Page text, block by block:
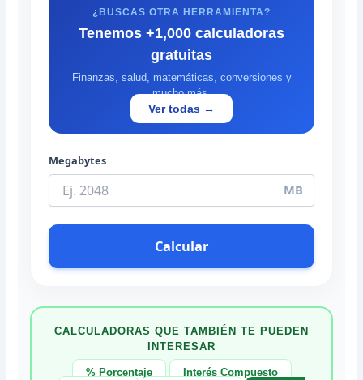
¿BUSCAS OTRA HERRAMIENTA?
Tenemos +1,000 calculadoras
gratuitas
Finanzas, salud, matemáticas, conversiones y
mucho más.
Ver todas →
Megabytes
MB
Calcular
CALCULADORAS QUE TAMBIÉN TE PUEDEN
INTERESAR
% Porcentaje
Interés Compuesto